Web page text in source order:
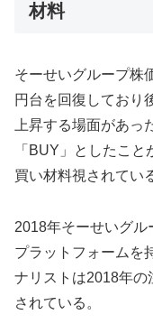
材料
そーせいグループ株
円台を回復しており
上昇する場面があっ
「BUY」としたこ
買い材料視されてい
2018年そーせいグ
プラットフォームを
ナリストは2018年の
されている。